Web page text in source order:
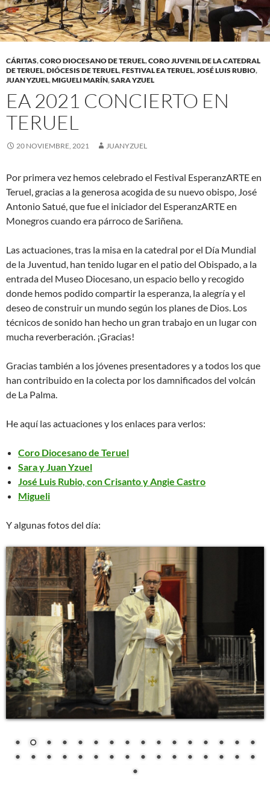
CÁRITAS,CORO DIOCESANO DE TERUEL,CORO JUVENIL DE LA CATEDRAL
DE TERUEL,DIÓCESIS DE TERUEL,FESTIVAL EA TERUEL,JOSÉ LUIS RUBIO,
JUAN YZUEL,MIGUELI MARÍN,SARA YZUEL
EA 2021 CONCIERTO EN
TERUEL
20 NOVIEMBRE, 2021 JUANYZUEL
Por primera vez hemos celebrado el Festival EsperanzARTE en
Teruel, gracias a la generosa acogida de su nuevo obispo, José
Antonio Satué, que fue el iniciador del EsperanzARTE en
Monegros cuando era párroco de Sariñena.
Las actuaciones, tras la misa en la catedral por el Día Mundial
de la Juventud, han tenido lugar en el patio del Obispado, a la
entrada del Museo Diocesano, un espacio bello y recogido
donde hemos podido compartir la esperanza, la alegría y el
deseo de construir un mundo según los planes de Dios. Los
técnicos de sonido han hecho un gran trabajo en un lugar con
mucha reverberación. ¡Gracias!
Gracias también a los jóvenes presentadores y a todos los que
han contribuido en la colecta por los damnificados del volcán
de La Palma.
He aquí las actuaciones y los enlaces para verlos:
Coro Diocesano de Teruel
Sara y Juan Yzuel
José Luis Rubio, con Crisanto y Angie Castro
Migueli
Y algunas fotos del día: